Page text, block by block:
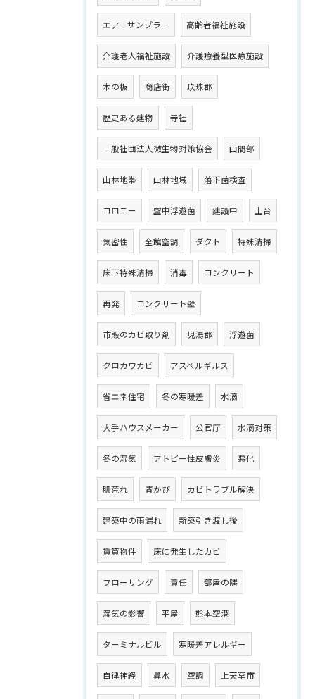
エアーサンプラー 高齢者福祉施設
介護老人福祉施設 介護療養型医療施設
木の板 商店街 玖珠郡
歴史ある建物 寺社
一般社団法人微生物対策協会 山間部
山林地帯 山林地域 落下菌検査
コロニー 空中浮遊菌 建設中 土台
気密性 全館空調 ダクト 特殊清掃
床下特殊清掃 消毒 コンクリート
再発 コンクリート壁
市販のカビ取り剤 児湯郡 浮遊菌
クロカワカビ アスペルギルス
省エネ住宅 冬の寒暖差 水滴
大手ハウスメーカー 公官庁 水滴対策
冬の湿気 アトピー性皮膚炎 悪化
肌荒れ 青かび カビトラブル解決
建築中の雨漏れ 新築引き渡し後
賃貸物件 床に発生したカビ
フローリング 責任 部屋の隅
湿気の影響 平屋 熊本空港
ターミナルビル 寒暖差アレルギー
自律神経 鼻水 空調 上天草市